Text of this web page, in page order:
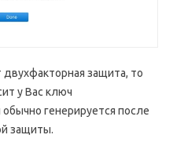
двухфакторная защита, то
у Вас ключ
генерируется после
защиты.